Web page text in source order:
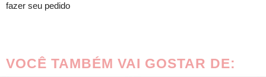
fazer seu pedido
VOCÊ TAMBÉM VAI GOSTAR DE: